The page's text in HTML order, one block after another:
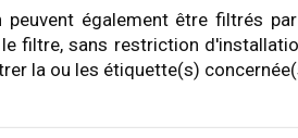
également être filtrés
filtre, sans restriction
la ou les étiquette(s)